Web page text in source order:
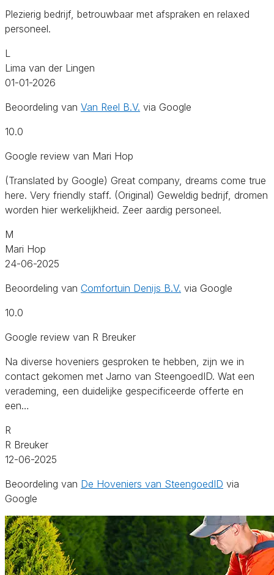
Plezierig bedrijf, betrouwbaar met afspraken en relaxed
personeel.
L
Lima van der Lingen
01-01-2026
Beoordeling van Van Reel B.V. via Google
10.0
Google review van Mari Hop
(Translated by Google) Great company, dreams come true
here. Very friendly staff. (Original) Geweldig bedrijf, dromen
worden hier werkelijkheid. Zeer aardig personeel.
M
Mari Hop
24-06-2025
Beoordeling van Comfortuin Denijs B.V. via Google
10.0
Google review van R Breuker
Na diverse hoveniers gesproken te hebben, zijn we in
contact gekomen met Jarno van SteengoedID. Wat een
verademing, een duidelijke gespecificeerde offerte en
een…
R
R Breuker
12-06-2025
Beoordeling van De Hoveniers van SteengoedID via
Google